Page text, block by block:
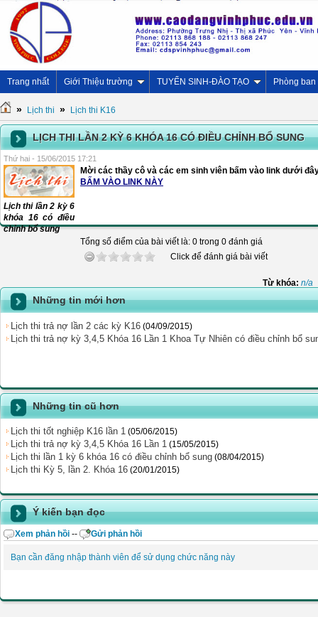
Trang nhất Giới Thiệu trường TUYỂN SINH-ĐÀO TẠO Phòng ban
» Lịch thi » Lịch thi K16
LỊCH THI LẦN 2 KỲ 6 KHÓA 16 CÓ ĐIỀU CHỈNH BỔ SUNG
Thứ hai - 15/06/2015 17:21
Lịch thi lần 2 kỳ 6
khóa 16 có điều
chỉnh bổ sung
Mời các thầy cô và các em sinh viên bấm vào link dưới
BẤM VÀO LINK NÀY
Tổng số điểm của bài viết là: 0 trong 0 đánh giá
Click để đánh giá bài viết
Từ khóa: n/a
Những tin mới hơn
Lịch thi trả nợ lần 2 các kỳ K16 (04/09/2015)
Lịch thi trả nợ kỳ 3,4,5 Khóa 16 Lần 1 Khoa Tự Nhiên có điều chỉnh bổ
Những tin cũ hơn
Lịch thi tốt nghiệp K16 lần 1 (05/06/2015)
Lịch thi trả nợ kỳ 3,4,5 Khóa 16 Lần 1 (15/05/2015)
Lịch thi lần 1 kỳ 6 khóa 16 có điều chỉnh bổ sung (08/04/2015)
Lịch thi Kỳ 5, lần 2. Khóa 16 (20/01/2015)
Ý kiến bạn đọc
Xem phản hồi -- Gửi phản hồi
Bạn cần đăng nhập thành viên để sử dụng chức năng này